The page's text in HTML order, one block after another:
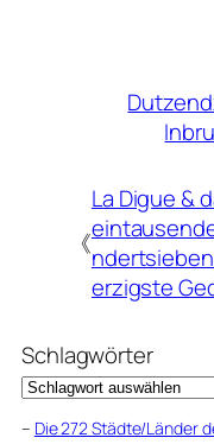
《
La Digue &
erzigste
Schlagwörter
– Die 272 Städte/Länder